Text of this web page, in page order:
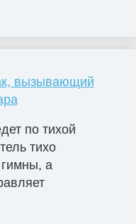
вызывающий
по тихой
тихо
а